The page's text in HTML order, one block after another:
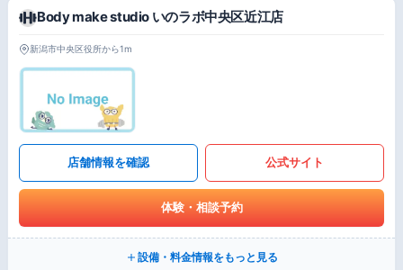
Body make studio いのラボ中央区近江店
新潟市中央区役所から1m
店舗情報を確認 公式サイト
体験・相談予約
設備・料金情報をもっと見る